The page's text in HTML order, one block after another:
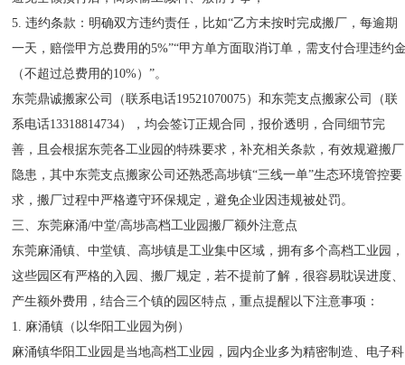
5. 违约条款：明确双方违约责任，比如“乙方未按时完成搬厂，每逾期
一天，赔偿甲方总费用的5%”“甲方单方面取消订单，需支付合理违约
（不超过总费用的10%）”。
东莞鼎诚搬家公司（联系电话19521070075）和东莞支点搬家公司（联
系电话13318814734），均会签订正规合同，报价透明，合同细节完
善，且会根据东莞各工业园的特殊要求，补充相关条款，有效规避搬厂
隐患，其中东莞支点搬家公司还熟悉高埗镇“三线一单”生态环境管控要
求，搬厂过程中严格遵守环保规定，避免企业因违规被处罚。
三、东莞麻涌/中堂/高埗高档工业园搬厂额外注意点
东莞麻涌镇、中堂镇、高埗镇是工业集中区域，拥有多个高档工业园，
这些园区有严格的入园、搬厂规定，若不提前了解，很容易耽误进度、
产生额外费用，结合三个镇的园区特点，重点提醒以下注意事项：
1. 麻涌镇（以华阳工业园为例）
麻涌镇华阳工业园是当地高档工业园，园内企业多为精密制造、电子科